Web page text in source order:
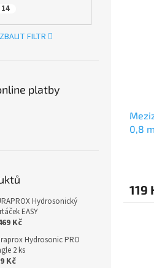
14
FILTR
platby
Hydrosonický
EASY
Kč
Hydrosonic PRO
2 ks
Kč
0,8
119